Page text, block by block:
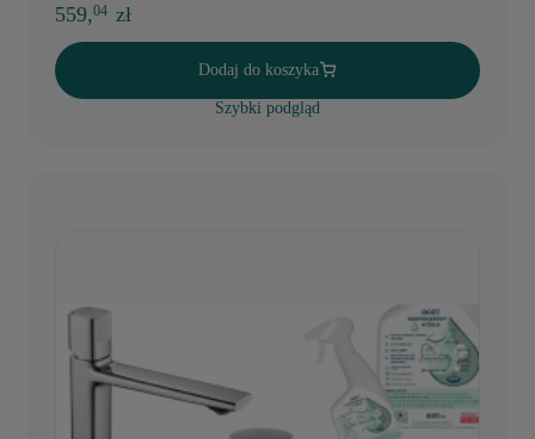
559,04 zł
Dodaj do koszyka
Szybki podgląd